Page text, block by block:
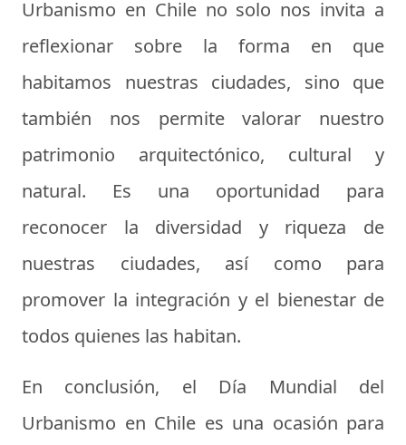
Urbanismo en Chile no solo nos invita a
reflexionar sobre la forma en que
habitamos nuestras ciudades, sino que
también nos permite valorar nuestro
patrimonio arquitectónico, cultural y
natural. Es una oportunidad para
reconocer la diversidad y riqueza de
nuestras ciudades, así como para
promover la integración y el bienestar de
todos quienes las habitan.
En conclusión, el Día Mundial del
Urbanismo en Chile es una ocasión para